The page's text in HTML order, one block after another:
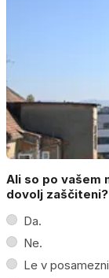
Ali so po vašem
dovolj zaščiteni?
Da.
Ne.
Le v